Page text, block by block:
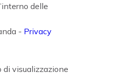
delle
- Privacy
di visualizzazione